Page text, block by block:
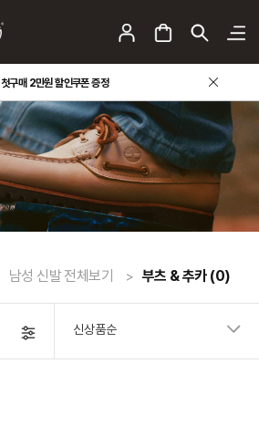
첫구매 2만원 할인쿠폰 증정
남성 신발 전체보기 부츠 & 추카 (0)